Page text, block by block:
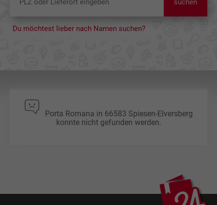
suchen
Du möchtest lieber nach Namen suchen?
Porta Romana in 66583 Spiesen-Elversberg
konnte nicht gefunden werden.